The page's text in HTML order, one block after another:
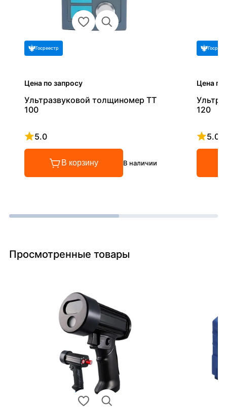
Госреестр
Цена по запросу
Ультразвуковой толщиномер TT
100
5.0
Рейтинг 5 из 5
В корзину В наличии
Цена по
120
5.0
Просмотренные товары